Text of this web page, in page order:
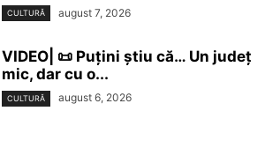
CULTURĂ august 7, 2026
VIDEO| 📜 Puțini știu că… Un județ
mic, dar cu o...
CULTURĂ august 6, 2026